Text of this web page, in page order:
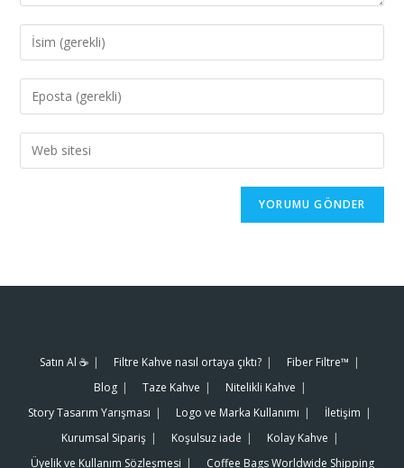
Satın Al ☕️ Filtre Kahve nasıl ortaya çıktı?
Fiber Filtre™
Blog
Taze Kahve
Nitelikli Kahve
Story Tasarım Yarışması
Logo ve Marka Kullanımı
İletişim
Kurumsal Sipariş
Koşulsuz iade
Kolay Kahve
Üyelik ve Kullanım Sözleşmesi
Coffee Bags Worldwide Shipping